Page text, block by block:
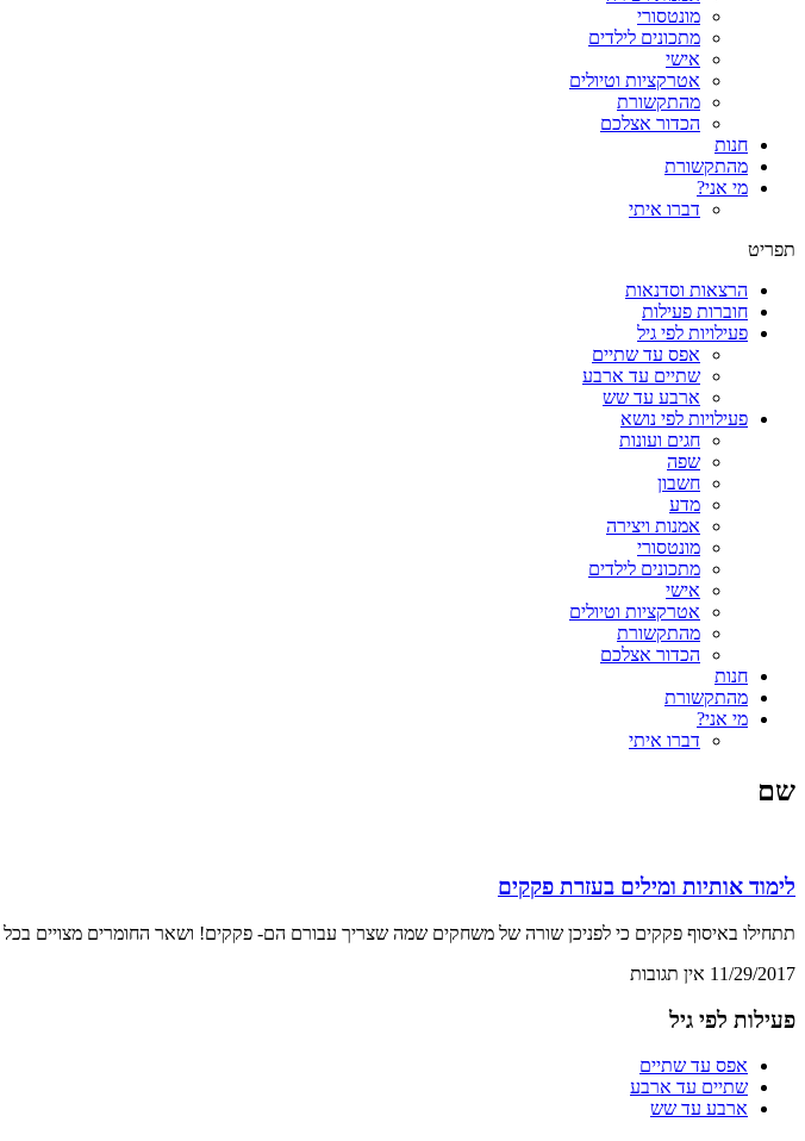
מונטסורי
מתכונים לילדים
אישי
אטרקציות וטיולים
מהתקשורת
הכדור אצלכם
חנות
מהתקשורת
מי אני?
דברו איתי
תפריט
הרצאות וסדנאות
חוברות פעילות
פעילויות לפי גיל
אפס עד שתיים
שתיים עד ארבע
ארבע עד שש
פעילויות לפי נושא
חגים ועונות
שפה
חשבון
מדע
אמנות ויצירה
מונטסורי
מתכונים לילדים
אישי
אטרקציות וטיולים
מהתקשורת
הכדור אצלכם
חנות
מהתקשורת
מי אני?
דברו איתי
שם
לימוד אותיות ומילים בעזרת פקקים
תתחילו באיסוף פקקים כי לפניכן שורה של משחקים שמה שצריך עבורם הם- פקקים! ושאר החומרים מצויים בכל
11/29/2017 אין תגובות
פעילות לפי גיל
אפס עד שתיים
שתיים עד ארבע
ארבע עד שש